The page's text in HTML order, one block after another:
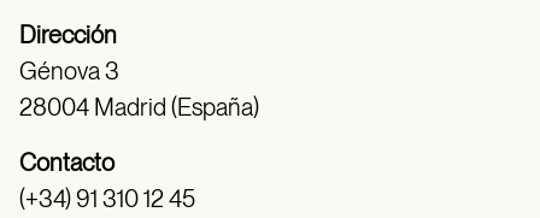
Dirección
Génova 3
28004 Madrid (España)
Contacto
(+34) 91 310 12 45